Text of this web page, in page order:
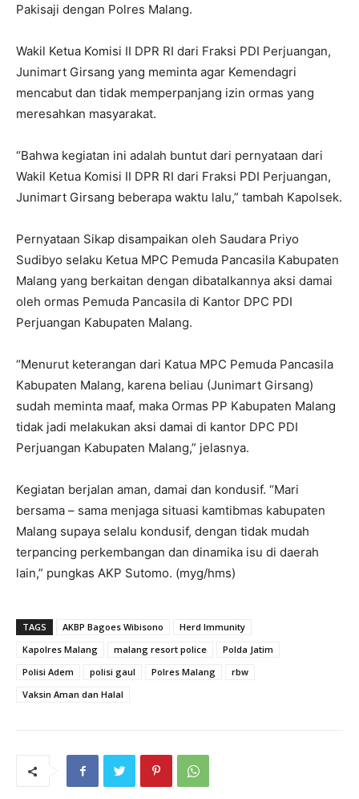
Pakisaji dengan Polres Malang.
Wakil Ketua Komisi II DPR RI dari Fraksi PDI Perjuangan,
Junimart Girsang yang meminta agar Kemendagri
mencabut dan tidak memperpanjang izin ormas yang
meresahkan masyarakat.
“Bahwa kegiatan ini adalah buntut dari pernyataan dari
Wakil Ketua Komisi II DPR RI dari Fraksi PDI Perjuangan,
Junimart Girsang beberapa waktu lalu,” tambah Kapolsek.
Pernyataan Sikap disampaikan oleh Saudara Priyo
Sudibyo selaku Ketua MPC Pemuda Pancasila Kabupaten
Malang yang berkaitan dengan dibatalkannya aksi damai
oleh ormas Pemuda Pancasila di Kantor DPC PDI
Perjuangan Kabupaten Malang.
“Menurut keterangan dari Katua MPC Pemuda Pancasila
Kabupaten Malang, karena beliau (Junimart Girsang)
sudah meminta maaf, maka Ormas PP Kabupaten Malang
tidak jadi melakukan aksi damai di kantor DPC PDI
Perjuangan Kabupaten Malang,” jelasnya.
Kegiatan berjalan aman, damai dan kondusif. “Mari
bersama – sama menjaga situasi kamtibmas kabupaten
Malang supaya selalu kondusif, dengan tidak mudah
terpancing perkembangan dan dinamika isu di daerah
lain,” pungkas AKP Sutomo. (myg/hms)
TAGS AKBP Bagoes Wibisono
Herd Immunity
Kapolres Malang
malang resort police
Polda Jatim
Polisi Adem
polisi gaul Polres Malang
rbw
Vaksin Aman dan Halal